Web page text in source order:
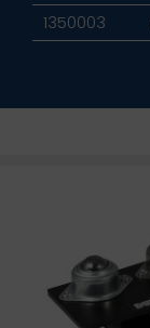
1350003